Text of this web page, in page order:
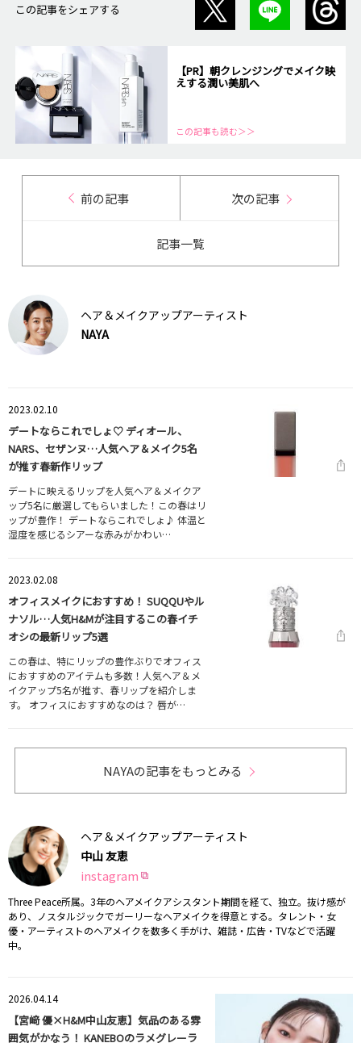
この記事をシェアする
【PR】朝クレンジングでメイク映
えする潤い美肌へ
この記事も読む＞＞
前の記事 次の記事
記事一覧
ヘア＆メイクアップアーティスト
NAYA
2023.02.10
デートならこれでしょ♡ ディオール、
NARS、セザンヌ…人気ヘア＆メイク5名
が推す春新作リップ
デートに映えるリップを人気ヘア＆メイクア
ップ5名に厳選してもらいました！この春はリ
ップが豊作！ デートならこれでしょ♪ 体温と
湿度を感じるシアーな赤みがかわい…
2023.02.08
オフィスメイクにおすすめ！ SUQQUやル
ナソル…人気H&Mが注目するこの春イチ
オシの最新リップ5選
この春は、特にリップの豊作ぶりでオフィス
におすすめのアイテムも多数！人気ヘア＆メ
イクアップ5名が推す、春リップを紹介しま
す。 オフィスにおすすめなのは？ 唇が…
NAYAの記事をもっとみる
ヘア＆メイクアップアーティスト
中山 友恵
instagram
Three Peace所属。3年のヘアメイクアシスタント期間を経て、独立。抜け感が
あり、ノスタルジックでガーリーなヘアメイクを得意とする。タレント・女
優・アーティストのヘアメイクを数多く手がけ、雑誌・広告・TVなどで活躍
中。
2026.04.14
【宮﨑 優×H&M中山友恵】気品のある雰
囲気がかなう！ KANEBOのラメグレーラ